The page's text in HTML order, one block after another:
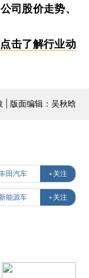
司股价走势、
点击了解行业动
| 版面编辑：吴秋晗
田汽车 +关注
能源车 +关注